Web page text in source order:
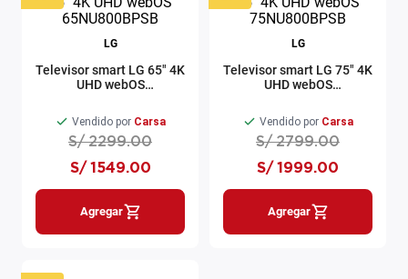
LG
Televisor smart LG 65" 4K
UHD webOS
Vendido por Carsa
S/ 2299.00
S/ 1549.00
Agregar
LG
Televisor smart LG 75" 4K
UHD webOS
Vendido por Carsa
S/ 2799.00
S/ 1999.00
Agregar